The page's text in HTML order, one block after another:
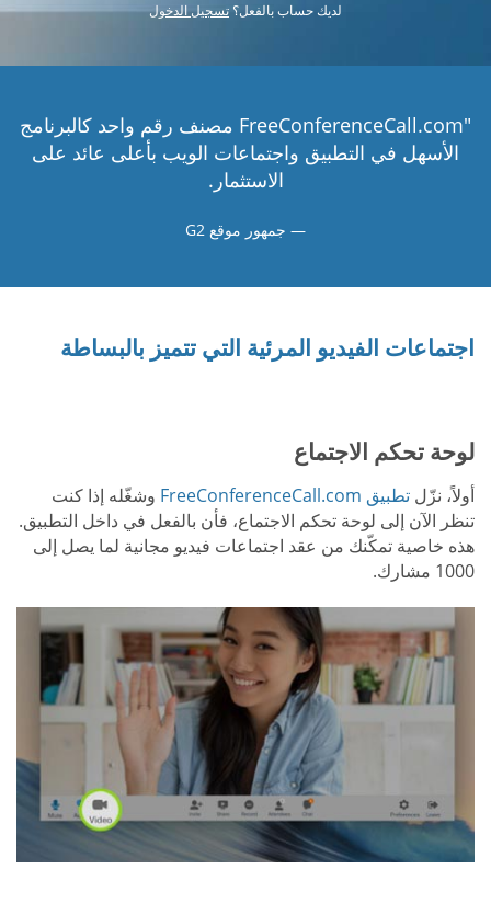
لديك حساب بالفعل؟ تسجيل الدخول
"FreeConferenceCall.com مصنف رقم واحد كالبرنامج
الأسهل في التطبيق واجتماعات الويب بأعلى عائد على
الاستثمار.
جمهور موقع G2
اجتماعات الفيديو المرئية التي تتميز بالبساطة
لوحة تحكم الاجتماع
أولاً، نزّل تطبيق FreeConferenceCall.com
وشغّله إذا كنت
تنظر الآن إلى لوحة تحكم الاجتماع، فأن بالفعل في داخل التطبيق.
هذه خاصية تمكّنك من عقد اجتماعات فيديو مجانية لما يصل إلى
1000 مشارك.